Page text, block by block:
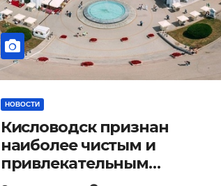
НОВОСТИ
Кисловодск признан
наиболее чистым и
привлекательным
курортным городом в